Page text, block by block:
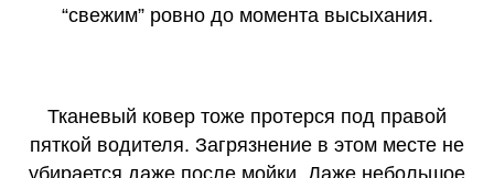
“свежим” ровно до момента высыхания.
Тканевый ковер тоже протерся под правой
пяткой водителя. Загрязнение в этом месте не